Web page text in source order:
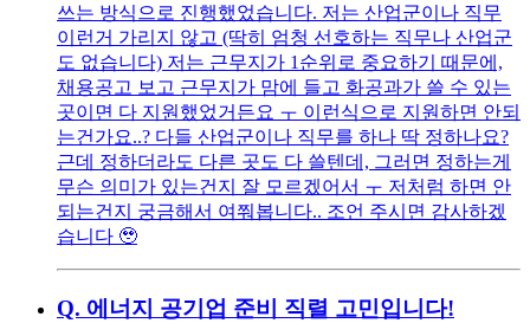
쓰는 방식으로 진행했었습니다. 저는 산업군이나 직무
이런거 가리지 않고 (딱히 엄청 선호하는 직무나 산업군
도 없습니다) 저는 근무지가 1순위로 중요하기 때문에,
채용공고 보고 근무지가 맘에 들고 화공과가 쓸 수 있는
곳이면 다 지원했었거든요 ㅜ 이런식으로 지원하면 안되
는건가요..? 다들 산업군이나 직무를 하나 딱 정하나요?
근데 정하더라도 다른 곳도 다 쓸텐데, 그러면 정하는게
무슨 의미가 있는건지 잘 모르겠어서 ㅜ 저처럼 하면 안
되는건지 궁금해서 여쭤봅니다.. 조언 주시면 감사하겠
습니다 🥹
Q. 에너지 공기업 준비 직렬 고민입니다!